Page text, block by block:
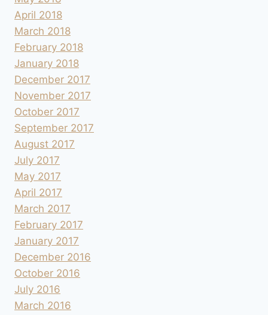
April 2018
March 2018
February 2018
January 2018
December 2017
November 2017
October 2017
September 2017
August 2017
July 2017
May 2017
April 2017
March 2017
February 2017
January 2017
December 2016
October 2016
July 2016
March 2016